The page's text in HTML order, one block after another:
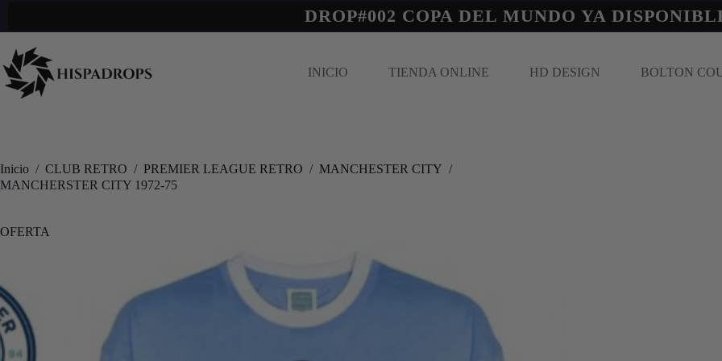
DROP#002 COPA DEL MUNDO YA
INICIO TIENDA ONLINE HD DESIGN BOLTON
Inicio / CLUB RETRO / PREMIER LEAGUE RETRO / MANCHESTER CITY /
MANCHERSTER CITY 1972-75
OFERTA